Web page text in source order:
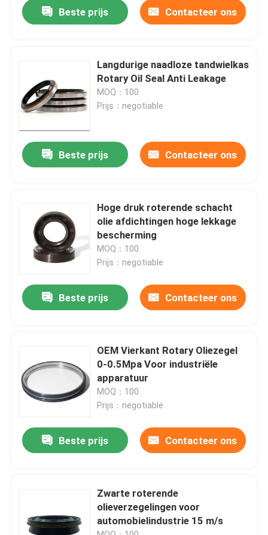
Producten
Over ons
Fabrieksreis
Contacteer ons
rubberolieverbinding
Roterende olieverbinding
Drijvende olieverbinding
Beste prijs Contacteer ons
Langdurige naadloze tandwielkas
Rotary Oil Seal Anti Leakage
MOQ：100
Prijs：negotiable
Beste prijs Contacteer ons
Hoge druk roterende schacht
olie afdichtingen hoge lekkage
bescherming
MOQ：100
Prijs：negotiable
Beste prijs Contacteer ons
OEM Vierkant Rotary Oliezegel
0-0.5Mpa Voor industriële
apparatuur
MOQ：100
Prijs：negotiable
Beste prijs Contacteer ons
Zwarte roterende
olieverzegelingen voor
automobielindustrie 15 m/s